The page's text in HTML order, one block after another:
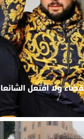
ولا أفتعل